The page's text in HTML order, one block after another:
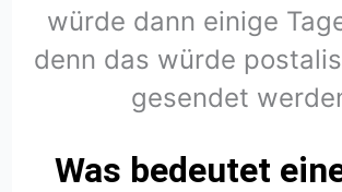
würde dann einige
denn das würde
gesendet
Was bedeutet